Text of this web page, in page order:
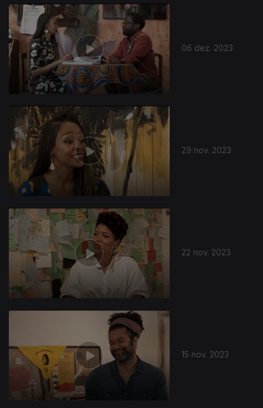
06 dez. 2023
29 nov. 2023
22 nov. 2023
15 nov. 2023